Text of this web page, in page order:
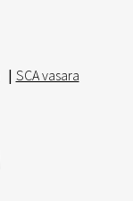
| SCA vasara